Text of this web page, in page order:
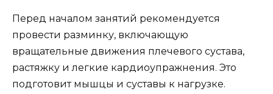
Перед началом занятий рекомендуется
провести разминку, включающую
вращательные движения плечевого сустава,
растяжку и легкие кардиоупражнения. Это
подготовит мышцы и суставы к нагрузке.